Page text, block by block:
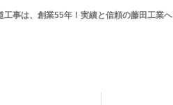
工事は、創業55年！実績と信頼の藤田工業へ